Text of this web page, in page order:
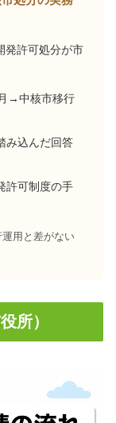
発許可処分が市
→中核市移行
み込んだ回答
許可制度の手
用と差がない
所）